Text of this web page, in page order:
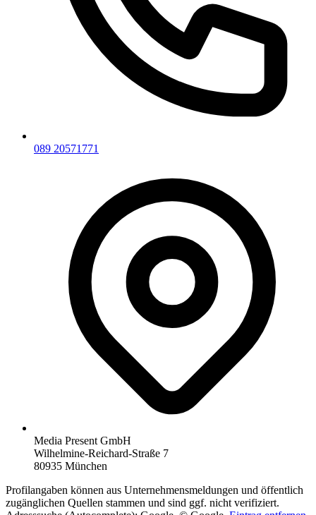
089 20571771
Media Present GmbH
Wilhelmine-Reichard-Straße 7
80935 München
Profilangaben können aus Unternehmensmeldungen und öffentlich
zugänglichen Quellen stammen und sind ggf. nicht verifiziert.